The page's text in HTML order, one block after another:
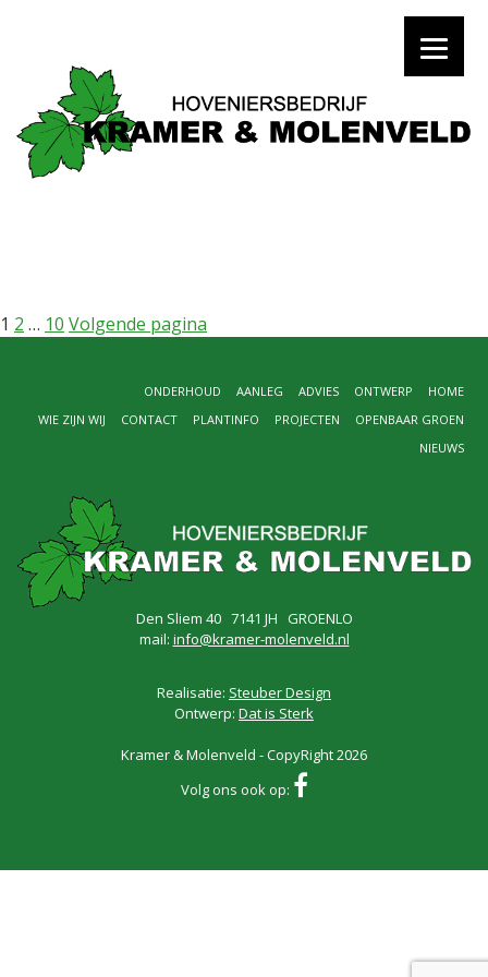
BERICHTEN
PAGINERING
Pagina
1 Pagina
2 … Pagina
10 Volgende pagina
HOME
ONTWERP
ADVIES
AANLEG
ONDERHOUD
OPENBAAR GROEN
PROJECTEN
PLANTINFO
CONTACT
WIE ZIJN WIJ
NIEUWS
Den Sliem 40 7141 JH GROENLO
mail: info@kramer-molenveld.nl
Realisatie: Steuber Design
Ontwerp: Dat is Sterk
Kramer & Molenveld - CopyRight 2026
Volg ons ook op: